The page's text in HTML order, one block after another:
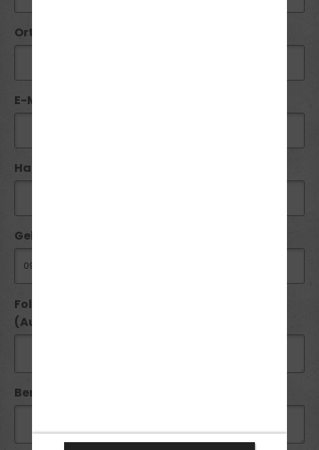
Ort*:
E-Mail*:
Handy / Telefon:*
Geburtsdatum:
Folgende Führerscheine besitze ich seit
(Ausstellungsdatum):
Bemerkung: